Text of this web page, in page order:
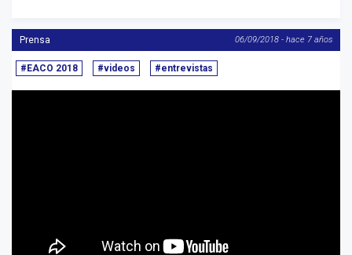
Prensa 06/09/2018 - hace 7 años
#EACO 2018 #videos #entrevistas